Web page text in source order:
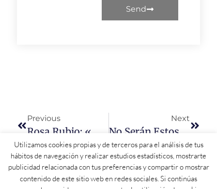
Send
Previous Next
Utilizamos cookies propias y de terceros para el análisis de tus
hábitos de navegación y realizar estudios estadísticos, mostrarte
publicidad relacionada con tus preferencias y compartir o mostrar
contenido de este sitio web en redes sociales. Si continúas